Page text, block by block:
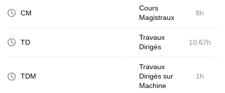
CM
Cours
Magistraux
8h
TD
Travaux
Dirigés
10,67h
TDM
Travaux
Dirigés sur
Machine
1h